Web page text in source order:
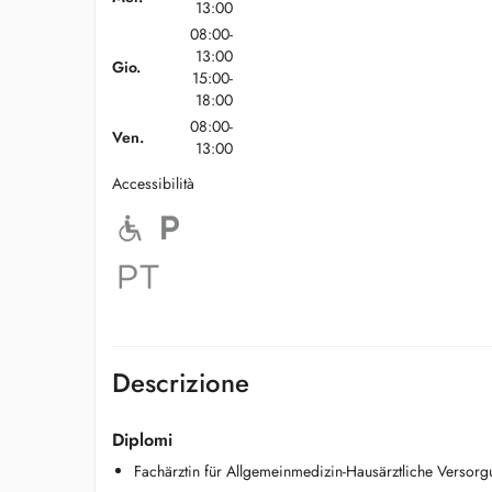
13:00
Gio.
08:00-
13:00
15:00-
18:00
Ven.
08:00-
13:00
Accessibilità
Descrizione
Diplomi
Fachärztin für Allgemeinmedizin-Hausärztliche